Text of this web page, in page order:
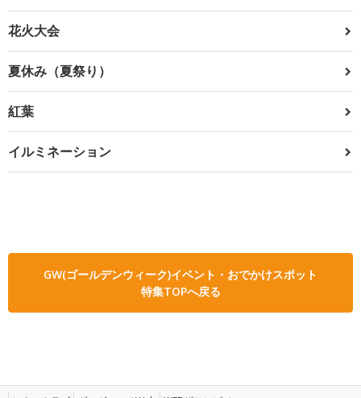
花火大会
夏休み（夏祭り）
紅葉
イルミネーション
GW(ゴールデンウィーク)イベント・おでかけスポット
特集TOPへ戻る